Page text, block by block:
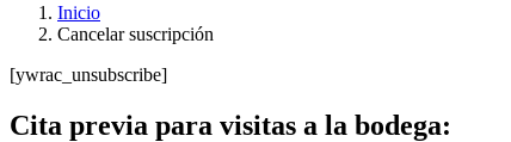
Inicio
Cancelar suscripción
[ywrac_unsubscribe]
Cita previa para visitas a la bodega: